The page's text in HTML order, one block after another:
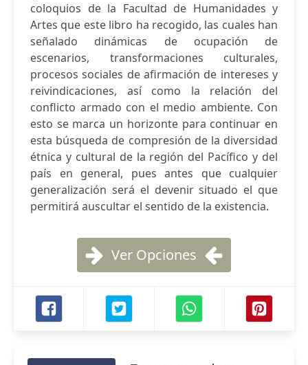
coloquios de la Facultad de Humanidades y
Artes que este libro ha recogido, las cuales han
señalado dinámicas de ocupación de
escenarios, transformaciones culturales,
procesos sociales de afirmación de intereses y
reivindicaciones, así como la relación del
conflicto armado con el medio ambiente. Con
esto se marca un horizonte para continuar en
esta búsqueda de compresión de la diversidad
étnica y cultural de la región del Pacífico y del
país en general, pues antes que cualquier
generalización será el devenir situado el que
permitirá auscultar el sentido de la existencia.
Ver Opciones